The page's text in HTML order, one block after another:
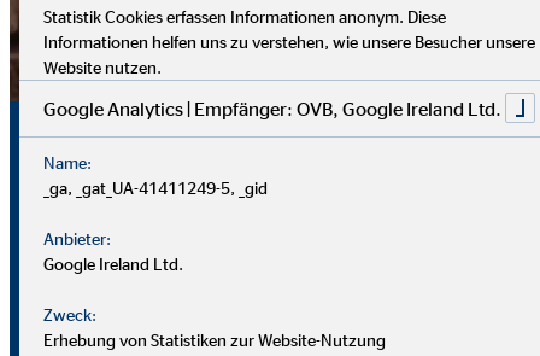
Ihr Presseteam bei der OVB Holding
AG
passendes Bildmaterial? Unser Presseteam hilft Ihnen gerne
OVB Holding AG
Statistik Cookies erfassen Informationen anonym. Diese
Informationen helfen uns zu verstehen, wie unsere Besucher unsere
Website nutzen.
Google Analytics | Empfänger: OVB, Google Ireland Ltd.
Name:
_ga, _gat_UA-41411249-5, _gid
Anbieter:
Google Ireland Ltd.
Zweck:
Erhebung von Statistiken zur Website-Nutzung